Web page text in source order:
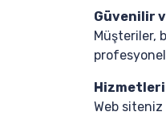
Güvenilir
Müşteriler,
Web